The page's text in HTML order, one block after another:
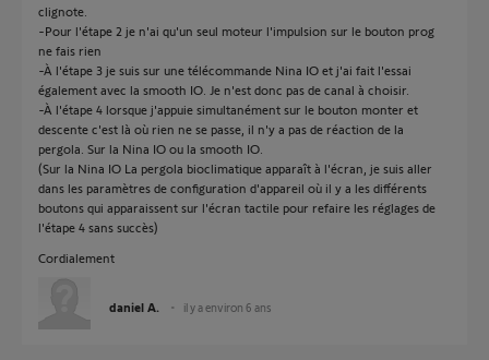
clignote.
-Pour l'étape 2 je n'ai qu'un seul moteur l'impulsion sur le bouton prog
ne fais rien
-À l'étape 3 je suis sur une télécommande Nina IO et j'ai fait l'essai
également avec la smooth IO. Je n'est donc pas de canal à choisir.
-À l'étape 4 lorsque j'appuie simultanément sur le bouton monter et
descente c'est là où rien ne se passe, il n'y a pas de réaction de la
pergola. Sur la Nina IO ou la smooth IO.
(Sur la Nina IO La pergola bioclimatique apparaît à l'écran, je suis aller
dans les paramètres de configuration d'appareil où il y a les différents
boutons qui apparaissent sur l'écran tactile pour refaire les réglages de
l'étape 4 sans succès)
Cordialement
daniel A. il y a environ 6 ans